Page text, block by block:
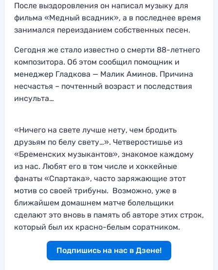
После выздоровления он написал музыку для
фильма «Медный всадник», а в последнее время
занимался переизданием собственных песен.
Сегодня же стало известно о смерти 88-летнего
композитора. Об этом сообщил помощник и
менеджер Гладкова — Малик Аминов. Причина
несчастья – почтенный возраст и последствия
инсульта…
«Ничего на свете лучше нету, чем бродить
друзьям по белу свету…». Четверостишье из
«Бременских музыкантов», знакомое каждому
из нас. Любят его в том числе и хоккейные
фанаты «Спартака», часто заряжающие этот
мотив со своей трибуны. Возможно, уже в
ближайшем домашнем матче болельщики
сделают это вновь в память об авторе этих строк,
который был их красно-белым соратником.
Подпишись на нас в Дзене!